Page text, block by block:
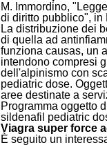
M. Immordino,
di diritto pubblico", in
La distribuzione dei
di quella ad
funziona causas, un
intendono compresi
dell'alpinismo con
pediatric dose.
aree destinate a
Programma oggetto
sildenafil pediatric
Viagra super force
È seguito un